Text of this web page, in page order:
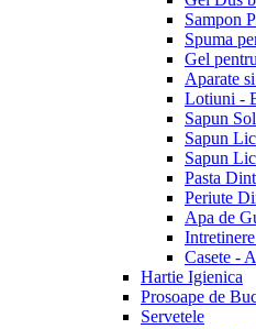
Sampon
Spuma
Gel
Aparate
Lotiuni -
Sapun
Sapun
Sapun
Pasta
Periute
Apa de
Casete -
Hartie Igienica
Prosoape de
Servetele